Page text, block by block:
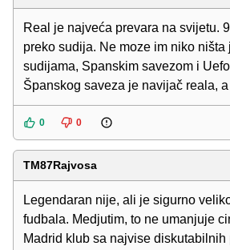
Real je najveća prevara na svijetu.
preko sudija. Ne moze im niko ništa
sudijama, Spanskim savezom i
Španskog saveza je navijač reala,
0 0
TM87Rajvosa
Legendaran nije, ali je sigurno
fudbala. Medjutim, to ne umanjuje
Madrid klub sa najvise diskutabilnih